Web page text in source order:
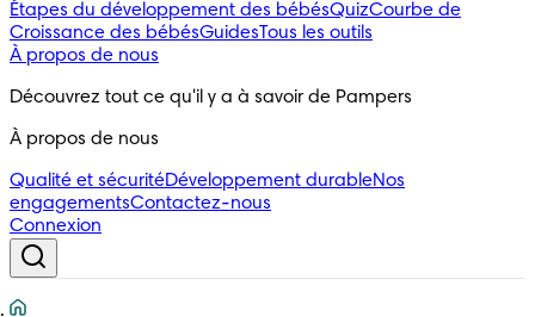
Étapes du développement des bébésQuizCourbe de
Croissance des bébésGuidesTous les outils
À propos de nous
Découvrez tout ce qu'il y a à savoir de Pampers
À propos de nous
Qualité et sécuritéDéveloppement durableNos
engagementsContactez-nous
Connexion